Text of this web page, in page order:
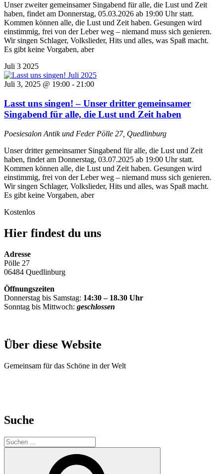
Unser zweiter gemeinsamer Singabend für alle, die Lust und Zeit
haben, findet am Donnerstag, 05.03.2026 ab 19:00 Uhr statt.
Kommen können alle, die Lust und Zeit haben. Gesungen wird
einstimmig, frei von der Leber weg – niemand muss sich genieren.
Wir singen Schlager, Volkslieder, Hits und alles, was Spaß macht.
Es gibt keine Vorgaben, aber
Juli 3 2025
Juli 3, 2025 @ 19:00 - 21:00
Lasst uns singen! – Unser dritter gemeinsamer
Singabend für alle, die Lust und Zeit haben
Poesiesalon Antik und Feder Pölle 27, Quedlinburg
Unser dritter gemeinsamer Singabend für alle, die Lust und Zeit
haben, findet am Donnerstag, 03.07.2025 ab 19:00 Uhr statt.
Kommen können alle, die Lust und Zeit haben. Gesungen wird
einstimmig, frei von der Leber weg – niemand muss sich genieren.
Wir singen Schlager, Volkslieder, Hits und alles, was Spaß macht.
Es gibt keine Vorgaben, aber
Kostenlos
Hier findest du uns
Adresse
Pölle 27
06484 Quedlinburg
Öffnungszeiten
Donnerstag bis Samstag: 14:30 – 18.30 Uhr
Sonntag bis Mittwoch: geschlossen
Über diese Website
Gemeinsam für das Schöne in der Welt
Suche
Suche
nach: